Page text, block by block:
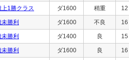
上1勝クラス ダ1600 稍重 12
未勝利 ダ1600 不良 16
未勝利 ダ1400 良 15
未勝利 ダ1600 良 16